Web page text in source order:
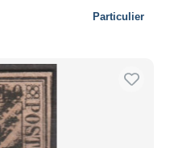
Particulier